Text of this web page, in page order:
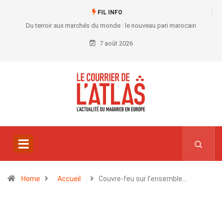
FIL INFO
Du terroir aux marchés du monde : le nouveau pari marocain
7 août 2026
Home Accueil Couvre-feu sur l’ensemble…